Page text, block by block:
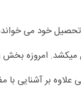
تحصیل خود می
آشنایی با